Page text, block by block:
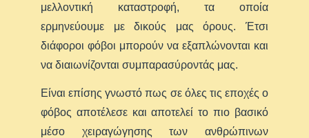
μελλοντική καταστροφή, τα οποία
ερμηνεύουμε με δικούς μας όρους. Έτσι
διάφοροι φόβοι μπορούν να εξαπλώνονται και
να διαιωνίζονται συμπαρασύροντάς μας.
Είναι επίσης γνωστό πως σε όλες τις εποχές ο
φόβος αποτέλεσε και αποτελεί το πιο βασικό
μέσο χειραγώγησης των ανθρώπινων